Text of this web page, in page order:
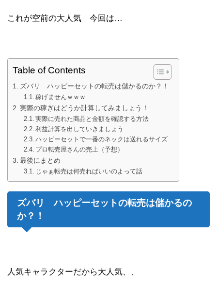
これが空前の大人気 今回は…
Table of Contents
ズバリ ハッピーセットの転売は儲かるのか？！
稼げませんｗｗｗ
実際の稼ぎはどうか計算してみましょう！
実際に売れた商品と金額を確認する方法
利益計算を出していきましょう
ハッピーセットで一番のネックは送れるサイズ
プロ転売屋さんの売上（予想）
最後にまとめ
じゃぁ転売は何売ればいいのよって話
ズバリ ハッピーセットの転売は儲かるの
か？！
人気キャラクターだから大人気、、